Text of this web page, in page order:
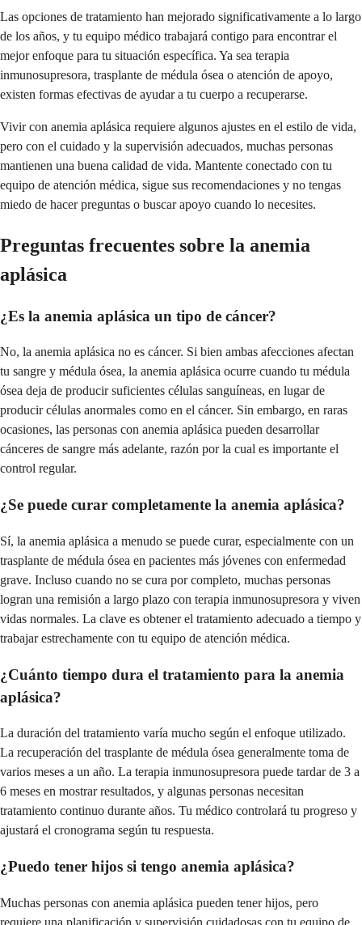
Las opciones de tratamiento han mejorado significativamente a lo largo
de los años, y tu equipo médico trabajará contigo para encontrar el
mejor enfoque para tu situación específica. Ya sea terapia
inmunosupresora, trasplante de médula ósea o atención de apoyo,
existen formas efectivas de ayudar a tu cuerpo a recuperarse.
Vivir con anemia aplásica requiere algunos ajustes en el estilo de vida,
pero con el cuidado y la supervisión adecuados, muchas personas
mantienen una buena calidad de vida. Mantente conectado con tu
equipo de atención médica, sigue sus recomendaciones y no tengas
miedo de hacer preguntas o buscar apoyo cuando lo necesites.
Preguntas frecuentes sobre la anemia
aplásica
¿Es la anemia aplásica un tipo de cáncer?
No, la anemia aplásica no es cáncer. Si bien ambas afecciones afectan
tu sangre y médula ósea, la anemia aplásica ocurre cuando tu médula
ósea deja de producir suficientes células sanguíneas, en lugar de
producir células anormales como en el cáncer. Sin embargo, en raras
ocasiones, las personas con anemia aplásica pueden desarrollar
cánceres de sangre más adelante, razón por la cual es importante el
control regular.
¿Se puede curar completamente la anemia aplásica?
Sí, la anemia aplásica a menudo se puede curar, especialmente con un
trasplante de médula ósea en pacientes más jóvenes con enfermedad
grave. Incluso cuando no se cura por completo, muchas personas
logran una remisión a largo plazo con terapia inmunosupresora y viven
vidas normales. La clave es obtener el tratamiento adecuado a tiempo y
trabajar estrechamente con tu equipo de atención médica.
¿Cuánto tiempo dura el tratamiento para la anemia
aplásica?
La duración del tratamiento varía mucho según el enfoque utilizado.
La recuperación del trasplante de médula ósea generalmente toma de
varios meses a un año. La terapia inmunosupresora puede tardar de 3 a
6 meses en mostrar resultados, y algunas personas necesitan
tratamiento continuo durante años. Tu médico controlará tu progreso y
ajustará el cronograma según tu respuesta.
¿Puedo tener hijos si tengo anemia aplásica?
Muchas personas con anemia aplásica pueden tener hijos, pero
requiere una planificación y supervisión cuidadosas con tu equipo de